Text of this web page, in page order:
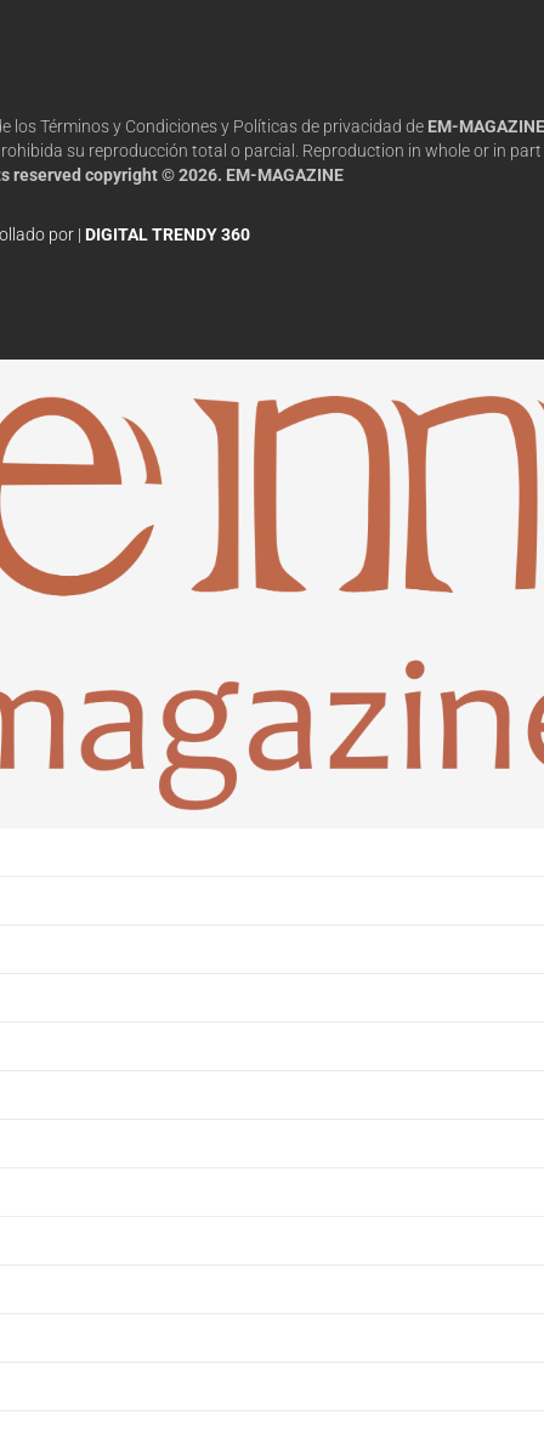
los Términos y Condiciones y Políticas de privacidad de EM-MAGAZINE
su reproducción total o parcial. Reproduction in whole or in part
reserved copyright © 2026. EM-MAGAZINE
por | DIGITAL TRENDY 360